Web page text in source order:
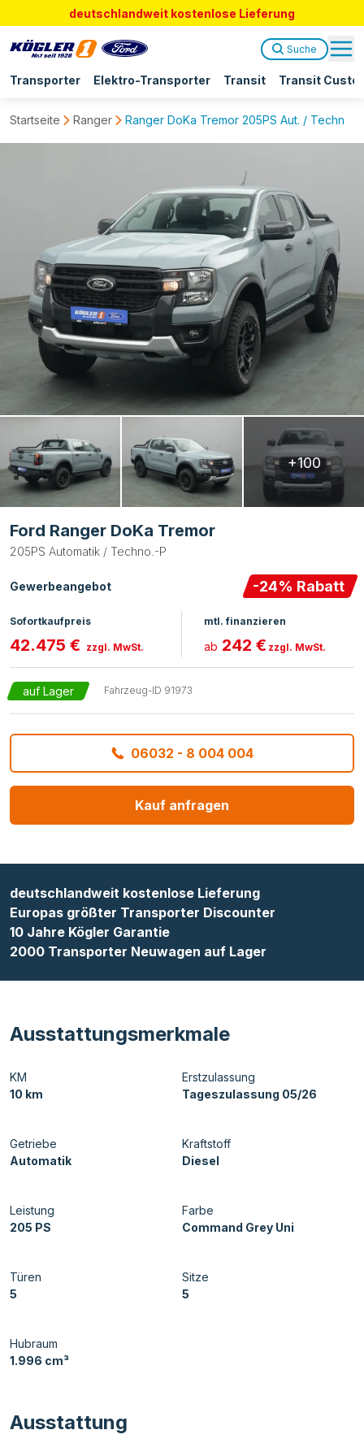
deutschlandweit kostenlose Lieferung
Transporter Elektro-Transporter Transit Transit
Suche
Startseite Ranger Ranger DoKa Tremor 205PS Aut. / Techno.-
+100
Ford Ranger DoKa Tremor
205PS Automatik / Techno.-P
Gewerbeangebot -24% Rabatt
Sofortkaufpreis
42.475 € zzgl. MwSt.
mtl. finanzieren
ab 242 € zzgl. MwSt.
auf Lager Fahrzeug-ID 91973
06032 - 8 004 004
Kauf anfragen
deutschlandweit kostenlose Lieferung
Europas größter Transporter Discounter
10 Jahre Kögler Garantie
2000 Transporter Neuwagen auf Lager
Ausstattungsmerkmale
KM
10 km
Erstzulassung
Tageszulassung 05/26
Getriebe
Automatik
Kraftstoff
Diesel
Leistung
205 PS
Farbe
Command Grey Uni
Türen
5
Sitze
5
Hubraum
1.996 cm³
Ausstattung